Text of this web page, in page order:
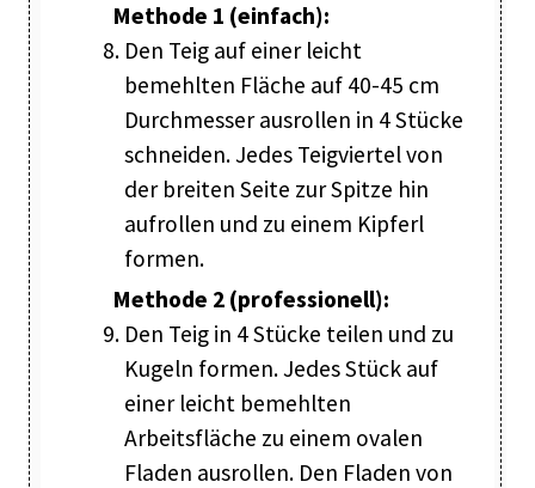
Methode 1 (einfach):
Den Teig auf einer leicht
bemehlten Fläche auf 40-45 cm
Durchmesser ausrollen in 4 Stücke
schneiden. Jedes Teigviertel von
der breiten Seite zur Spitze hin
aufrollen und zu einem Kipferl
formen.
Methode 2 (professionell):
Den Teig in 4 Stücke teilen und zu
Kugeln formen. Jedes Stück auf
einer leicht bemehlten
Arbeitsfläche zu einem ovalen
Fladen ausrollen. Den Fladen von